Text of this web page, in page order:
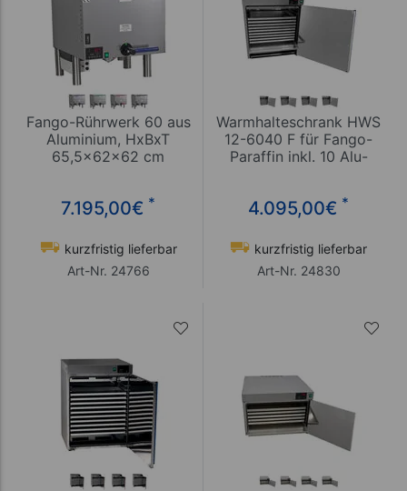
Fango-Rührwerk 60 aus
Aluminium, HxBxT
65,5x62x62 cm
7.195,00€ *
kurzfristig lieferbar
Art-Nr. 24766
Warmhalteschrank HWS
12-6040 F für Fango-
Paraffin inkl. 10 Alu-
4.095,00€ *
kurzfristig lieferbar
Art-Nr. 24830